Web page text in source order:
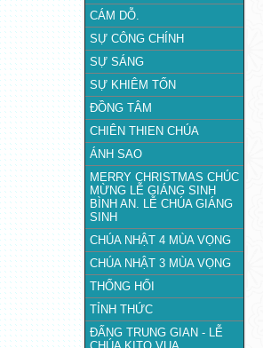
CÁM DỖ.
SỰ CÔNG CHÍNH
SỰ SÁNG
SỰ KHIÊM TỐN
ĐỒNG TÂM
CHIÊN THIEN CHÚA
ÁNH SAO
MERRY CHRISTMAS CHÚC
MỪNG LỄ GIÁNG SINH
BÌNH AN. LỄ CHÚA GIÁNG
SINH
CHÚA NHẬT 4 MÙA VỌNG
CHÚA NHẬT 3 MÙA VỌNG
THỐNG HỐI
TỈNH THỨC
ĐẤNG TRUNG GIAN - LỄ